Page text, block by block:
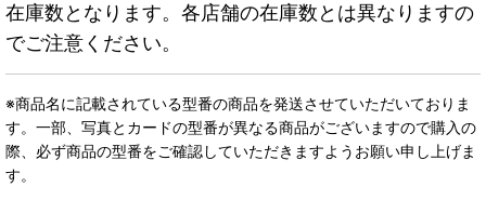
在庫数となります。各店舗の在庫数とは異なりますの
でご注意ください。
※商品名に記載されている型番の商品を発送させていただいておりま
す。一部、写真とカードの型番が異なる商品がございますので購入の
際、必ず商品の型番をご確認していただきますようお願い申し上げま
す。